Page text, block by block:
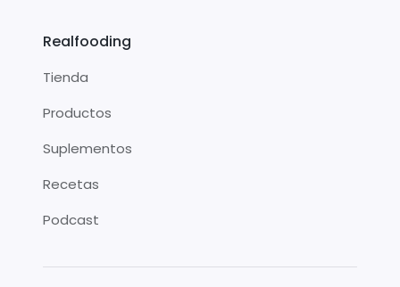
Realfooding
Tienda
Productos
Suplementos
Recetas
Podcast